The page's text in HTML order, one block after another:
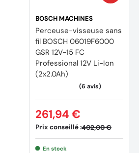
BOSCH MACHINES
Perceuse-visseuse sans
fil BOSCH 06019F6000
GSR 12V-15 FC
Professional 12V Li-Ion
(2x2.0Ah)
Prix conseillé :402,00 €
261,94 €
En stock